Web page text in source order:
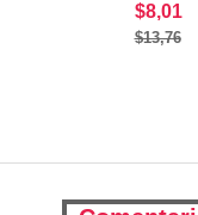
$8,01
$13,76